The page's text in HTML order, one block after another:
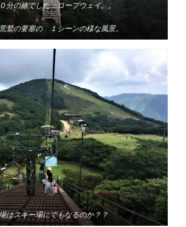
分の旅でした：ロープウェイ。。
鷲の要塞の １シーンの様な風景。
はスキー場にでもなるのか？？